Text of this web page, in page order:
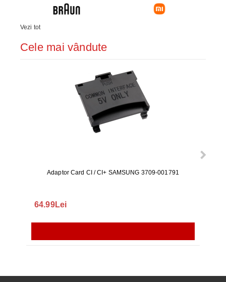
Vezi tot
Cele mai vândute
Adaptor Card CI / CI+ SAMSUNG 3709-001791
64.99Lei